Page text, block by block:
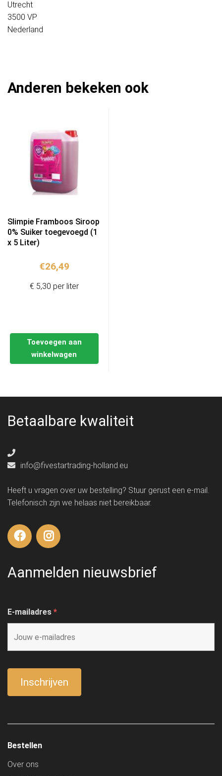
Utrecht
3500 VP
Nederland
Anderen bekeken ook
Slimpie Framboos Siroop
0% Suiker toegevoegd (1
x 5 Liter)
€26,49
Toevoegen aan
winkelwagen
€ 5,30 per liter
Betaalbare kwaliteit
info@fivestartrading-holland.eu
Heeft u vragen over uw bestelling? Stuur gerust een e-mail.
Telefonisch zijn we helaas niet bereikbaar.
Aanmelden nieuwsbrief
E-mailadres *
Bestellen
Over ons